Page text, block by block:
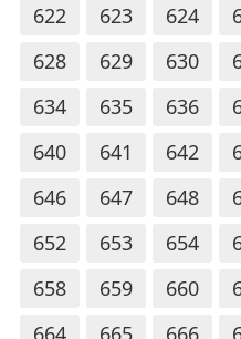
622
623 624
628
629 630
634
635 636
640
641 642
646
647 648
652
653 654
658
659 660
664
665 666